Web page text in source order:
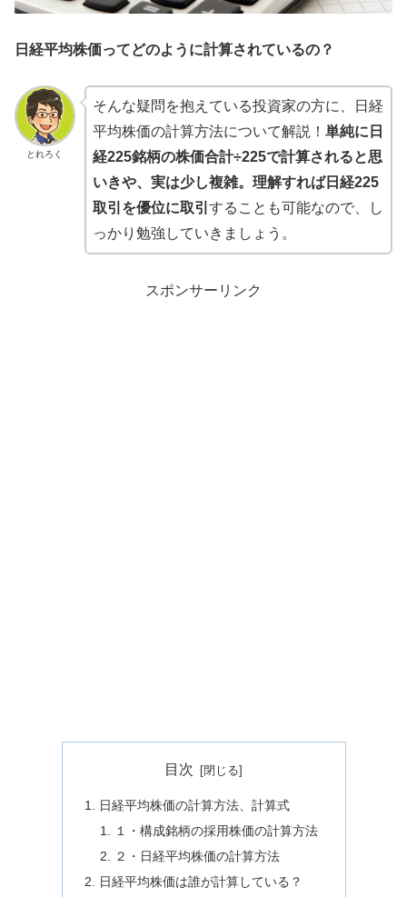
日経平均株価ってどのように計算されているの？
とれろく
そんな疑問を抱えている投資家の方に、日経
平均株価の計算方法について解説！ 単純に日
経225銘柄の株価合計÷225で計算されると思
いきや、実は少し複雑。理解すれば日経225
取引を優位に取引 することも可能なので、し
っかり勉強していきましょう。
スポンサーリンク
目次
日経平均株価の計算方法、計算式
１・構成銘柄の採用株価の計算方法
２・日経平均株価の計算方法
日経平均株価は誰が計算している？